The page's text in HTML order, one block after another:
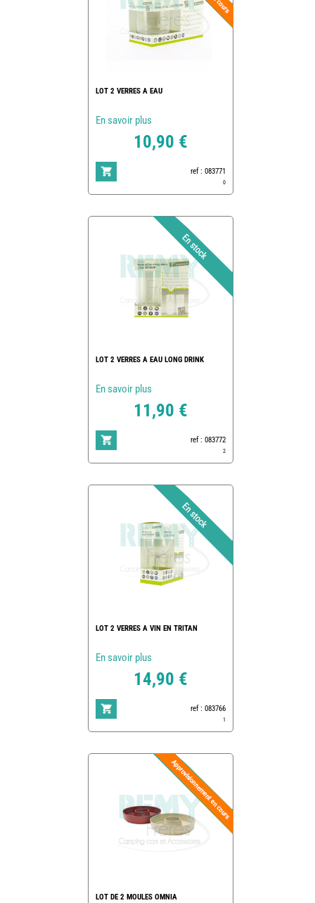
LOT 2 VERRES A EAU
En savoir plus
10,90 €
ref : 083771
0
LOT 2 VERRES A EAU LONG DRINK
En savoir plus
11,90 €
ref : 083772
2
LOT 2 VERRES A VIN EN TRITAN
En savoir plus
14,90 €
ref : 083766
1
LOT DE 2 MOULES OMNIA